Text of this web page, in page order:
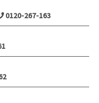
0120-267-163